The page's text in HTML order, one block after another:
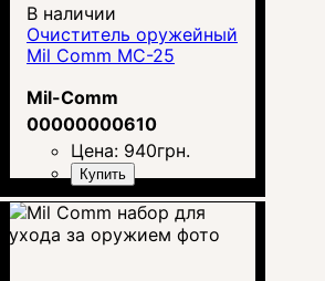
В наличии
Очиститель оружейный
Mil Comm MC-25
Mil-Comm
00000000610
Цена: 940грн.
Купить